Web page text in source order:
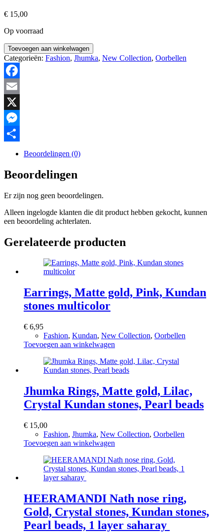
€ 15,00
Op voorraad
Jhumka
Rings,
Matte
gold,
Crystal
Kundan
stones,
Pearl
beads
hoeveelheid
Toevoegen aan winkelwagen
Categorieën: Fashion, Jhumka, New Collection, Oorbellen
Facebook
Email
X
Messenger
Beoordelingen (0)
Beoordelingen
Er zijn nog geen beoordelingen.
Alleen ingelogde klanten die dit product hebben gekocht, kunnen
een beoordeling achterlaten.
Gerelateerde producten
Earrings, Matte gold, Pink, Kundan
stones multicolor
€ 6,95
Fashion, Kundan, New Collection, Oorbellen
Toevoegen aan winkelwagen
Jhumka Rings, Matte gold, Lilac,
Crystal Kundan stones, Pearl beads
€ 15,00
Fashion, Jhumka, New Collection, Oorbellen
Toevoegen aan winkelwagen
HEERAMANDI Nath nose ring,
Gold, Crystal stones, Kundan stones,
Pearl beads, 1 layer saharay